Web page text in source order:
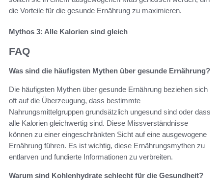
die Vorteile für die gesunde Ernährung zu maximieren.
Mythos 3: Alle Kalorien sind gleich
FAQ
Was sind die häufigsten Mythen über gesunde Ernährung?
Die häufigsten Mythen über gesunde Ernährung beziehen sich
oft auf die Überzeugung, dass bestimmte
Nahrungsmittelgruppen grundsätzlich ungesund sind oder dass
alle Kalorien gleichwertig sind. Diese Missverständnisse
können zu einer eingeschränkten Sicht auf eine ausgewogene
Ernährung führen. Es ist wichtig, diese Ernährungsmythen zu
entlarven und fundierte Informationen zu verbreiten.
Warum sind Kohlenhydrate schlecht für die Gesundheit?